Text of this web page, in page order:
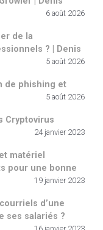
6 août 2026
de la
? | Denis
5 août 2026
de phishing et
5 août 2026
Cryptovirus
24 janvier 2023
matériel
pour une bonne
19 janvier 2023
d’une
ses salariés ?